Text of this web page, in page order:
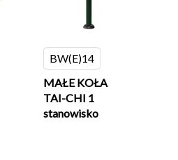
BW(E)14
MAŁE KOŁA
TAI-CHI 1
stanowisko